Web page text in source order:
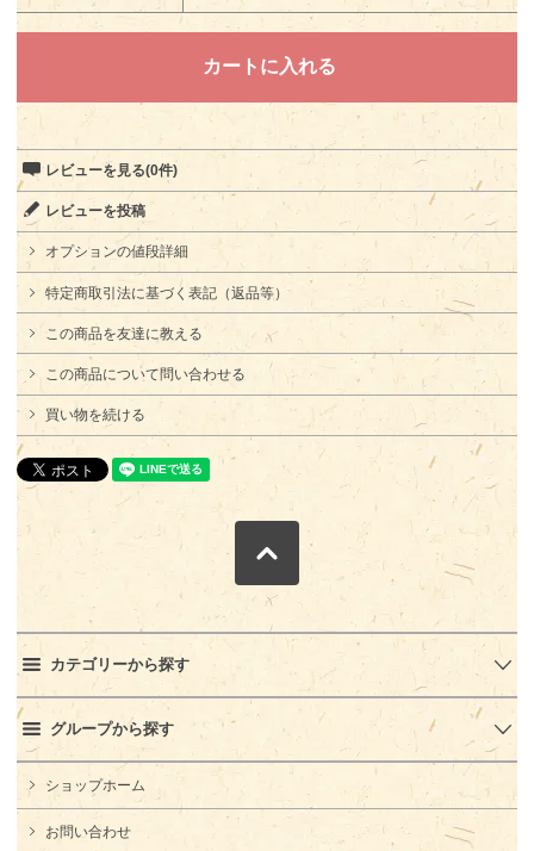
レビューを見る(0件)
レビューを投稿
オプションの値段詳細
特定商取引法に基づく表記（返品等）
この商品を友達に教える
この商品について問い合わせる
買い物を続ける
カテゴリーから探す
グループから探す
ショップホーム
お問い合わせ